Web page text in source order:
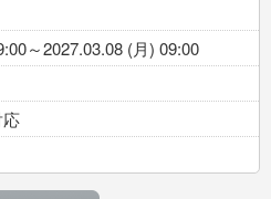
～2027.03.08 (月) 09:00